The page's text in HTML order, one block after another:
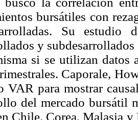
bursátiles con
Su estudio
y
si se utilizan datos
Caporale,
VAR para mostrar
del mercado bursátil
Chile, Corea, Malasia